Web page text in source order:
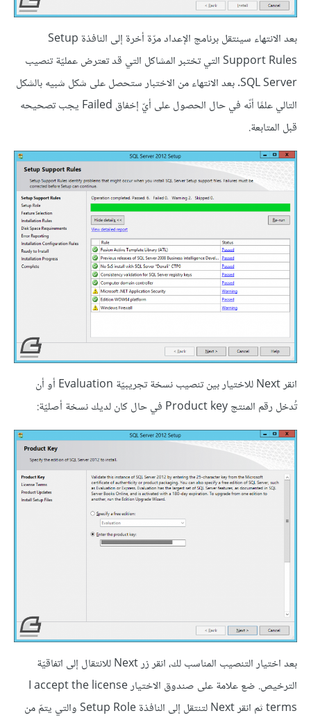
بعد الانتهاء سينتقل برنامج الإعداد مرّة أخرة إلى النافذة Setup
Support Rules التي تختبر المشاكل التي قد تعترض عمليّة تنصيب
SQL Server. بعد الانتهاء من الاختبار ستحصل على شكل شبيه بالشكل
التالي علمًا أنّه في حال الحصول على أيّ إخفاق Failed يجب تصحيحه
قبل المتابعة.
انقر Next للاختيار بين تنصيب نسخة تجريبيّة Evaluation أو أن
تُدخل رقم المنتج Product key في حال كان لديك نسخة أصليّة:
بعد اختيار التنصيب المناسب لك، انقر زر Next للانتقال إلى اتفاقيّة
الترخيص. ضع علامة على صندوق الاختيار I accept the license
terms ثم انقر Next لتنتقل إلى النافذة Setup Role والتي يتمّ من